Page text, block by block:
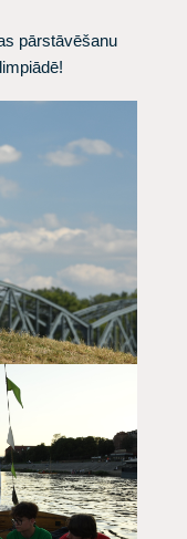
pārstāvēšanu